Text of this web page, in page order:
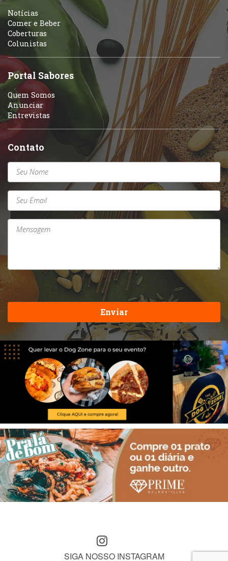
Notícias
Comer e Beber
Coberturas
Colunistas
Portal Sabores
Quem Somos
Anunciar
Entrevistas
Contato
Enviar
SIGA NOSSO INSTAGRAM